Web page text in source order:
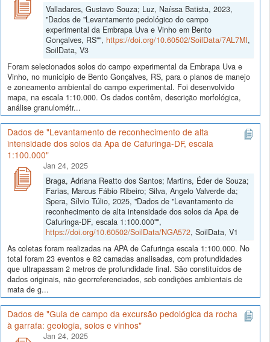
Valladares, Gustavo Souza; Luz, Naíssa Batista, 2023,
"Dados de "Levantamento pedológico do campo
experimental da Embrapa Uva e Vinho em Bento
Gonçalves, RS"", https://doi.org/10.60502/SoilData/7AL7MI,
SoilData, V3
Foram selecionados solos do campo experimental da Embrapa Uva e
Vinho, no município de Bento Gonçalves, RS, para o planos de manejo
e zoneamento ambiental do campo experimental. Foi desenvolvido
mapa, na escala 1:10.000. Os dados contêm, descrição morfológica,
análise granulométr...
Dados de "Levantamento de reconhecimento de alta
intensidade dos solos da Apa de Cafuringa-DF, escala
1:100.000"
Jan 24, 2025
Braga, Adriana Reatto dos Santos; Martins, Éder de Souza;
Farias, Marcus Fábio Ribeiro; Silva, Angelo Valverde da;
Spera, Sílvio Túlio, 2025, "Dados de "Levantamento de
reconhecimento de alta intensidade dos solos da Apa de
Cafuringa-DF, escala 1:100.000"",
https://doi.org/10.60502/SoilData/NGA572, SoilData, V1
As coletas foram realizadas na APA de Cafuringa escala 1:100.000. No
total foram 23 eventos e 82 camadas analisadas, com profundidades
que ultrapassam 2 metros de profundidade final. São constituídos de
dados originais, não georreferenciados, sob condições ambientais de
mata de g...
Dados de "Guia de campo da excursão pedológica da rocha
à garrafa: geologia, solos e vinhos"
Jan 24, 2025